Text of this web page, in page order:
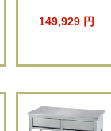
149,929 円